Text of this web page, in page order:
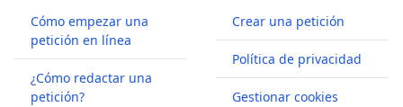
Cómo empezar una
petición en línea
¿Cómo redactar una
petición?
Crear una petición
Política de privacidad
Gestionar cookies